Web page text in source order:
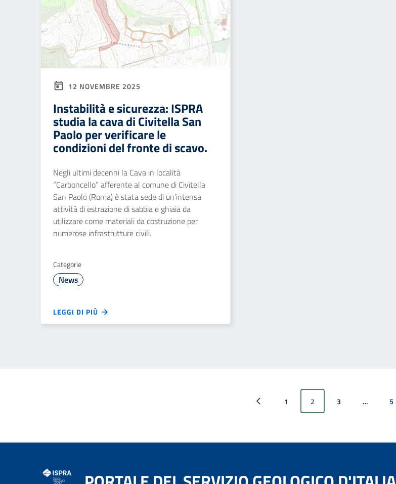
12 NOVEMBRE 2025
Instabilità e sicurezza: ISPRA
studia la cava di Civitella San
Paolo per verificare le
condizioni del fronte di scavo.
Negli ultimi decenni la Cava in località
“Carboncello” afferente al comune di Civitella
San Paolo (Roma) è stata sede di un’intensa
attività di estrazione di sabbia e ghiaia da
utilizzare come materiali da costruzione per
numerose infrastrutture civili.
Categorie
News
LEGGI DI PIÙ
Pagina precedente 1 2 3 … 5